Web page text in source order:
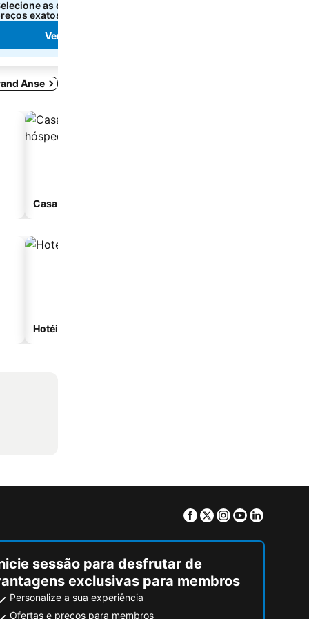
as datas para ver os
exatos.
Ver preços
Anse
Casa de hóspedes
Hotéis na praia
Facebook
TwitterInstagram
Youtube
sessão para desfrutar de
exclusivas para membros
Personalize a sua experiência
Ofertas e preços para membros